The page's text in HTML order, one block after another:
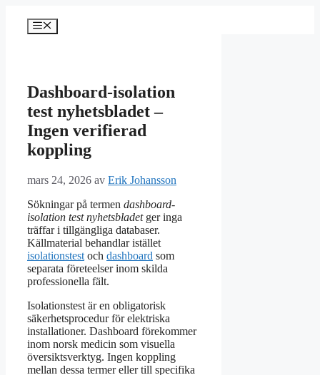
innehåll
Meny
Dashboard-isolation
test nyhetsbladet –
Ingen verifierad
koppling
mars 24, 2026 av Erik Johansson
Sökningar på termen dashboard-
isolation test nyhetsbladetger inga
träffar i tillgängliga databaser.
Källmaterial behandlar istället
isolationstest och dashboard som
separata företeelser inom skilda
professionella fält.
Isolationstest är en obligatorisk
säkerhetsprocedur för elektriska
installationer. Dashboard förekommer
inom norsk medicin som visuella
översiktsverktyg. Ingen koppling
mellan dessa termer eller till specifika